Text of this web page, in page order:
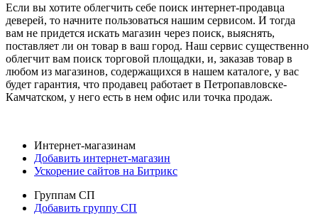
Если вы хотите облегчить себе поиск интернет-продавца
деверей, то начните пользоваться нашим сервисом. И тогда
вам не придется искать магазин через поиск, выяснять,
поставляет ли он товар в ваш город. Наш сервис существенно
облегчит вам поиск торговой площадки, и, заказав товар в
любом из магазинов, содержащихся в нашем каталоге, у вас
будет гарантия, что продавец работает в Петропавловске-
Камчатском, у него есть в нем офис или точка продаж.
Интернет-магазинам
Добавить интернет-магазин
Ускорение сайтов на Битрикс
Группам СП
Добавить группу СП